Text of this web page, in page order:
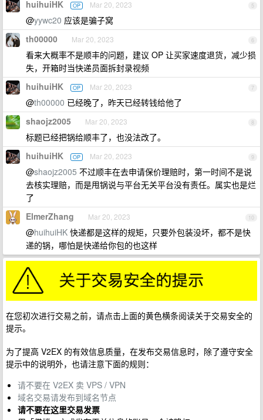
5
huihuiHK OP Mar 20, 2023
@yywc20 应该是骗子窝
6
th00000 Mar 20, 2023
看来大概率不是顺丰的问题，建议 OP 让买家速度退货，减少损
失，开箱时当快递员面拆封录视频
7
huihuiHK OP Mar 20, 2023
@th00000 已经晚了，昨天已经转钱给他了
8
shaojz2005 Mar 20, 2023
标题已经把锅给顺丰了，也没法改了。
9
huihuiHK OP Mar 20, 2023
@shaojz2005 不过顺丰在去申请保价理赔时，第一时间不是说
去核实理赔，而是甩锅说与平台无关平台没有责任。属实也是烂
了
10
ElmerZhang Mar 20, 2023
@huihuiHK 快递都是这样的规矩，只要外包装没坏，都不是快
递的锅，哪怕是快递给你包的也这样
在您初次进行交易之前，请点击上面的黄色横条阅读关于交易安全的
提示。
为了提高 V2EX 的有效信息质量，在发布交易信息时，除了遵守安全
提示中的说明外，也请注意下面的规则：
请不要在 V2EX 卖 VPS / VPN
域名交易请发布到域名节点
请不要在这里交易发票